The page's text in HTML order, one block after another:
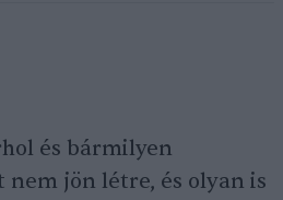
és bármilyen
nem jön létre, és olyan is